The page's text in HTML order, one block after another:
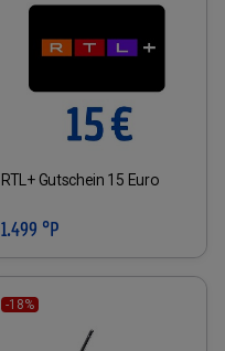
RTL+ Gutschein 15 Euro
1.499 °P
-18%